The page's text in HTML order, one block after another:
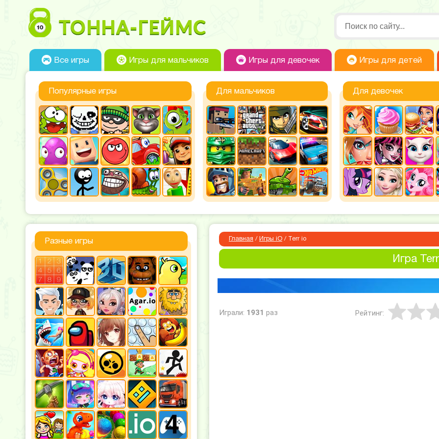
Все игры Игры для мальчиков Игры для девочек Игры для детей
Популярные игры Для мальчиков Для девочек
Разные игры Главная / Игры iO / Terr io
Игра
Играли: 1931 раз Рейтинг: